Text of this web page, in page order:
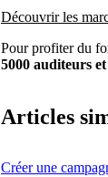
Découvrir les
Pour profiter du
5000 auditeurs
Articles
Créer une